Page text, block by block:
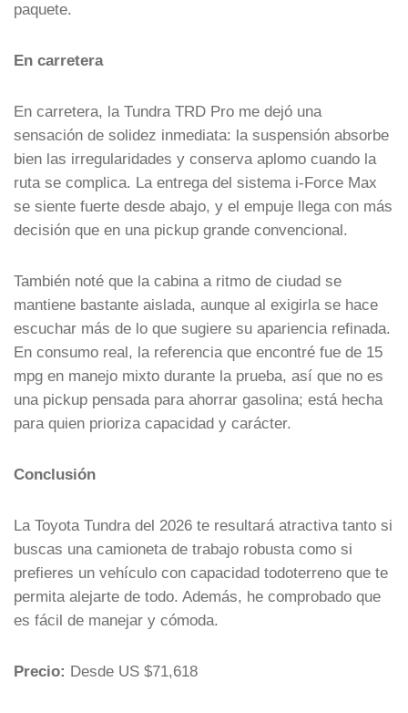
paquete.
En carretera
En carretera, la Tundra TRD Pro me dejó una
sensación de solidez inmediata: la suspensión absorbe
bien las irregularidades y conserva aplomo cuando la
ruta se complica. La entrega del sistema i-Force Max
se siente fuerte desde abajo, y el empuje llega con más
decisión que en una pickup grande convencional.
También noté que la cabina a ritmo de ciudad se
mantiene bastante aislada, aunque al exigirla se hace
escuchar más de lo que sugiere su apariencia refinada.
En consumo real, la referencia que encontré fue de 15
mpg en manejo mixto durante la prueba, así que no es
una pickup pensada para ahorrar gasolina; está hecha
para quien prioriza capacidad y carácter.
Conclusión
La Toyota Tundra del 2026 te resultará atractiva tanto si
buscas una camioneta de trabajo robusta como si
prefieres un vehículo con capacidad todoterreno que te
permita alejarte de todo. Además, he comprobado que
es fácil de manejar y cómoda.
Precio: Desde US $71,618